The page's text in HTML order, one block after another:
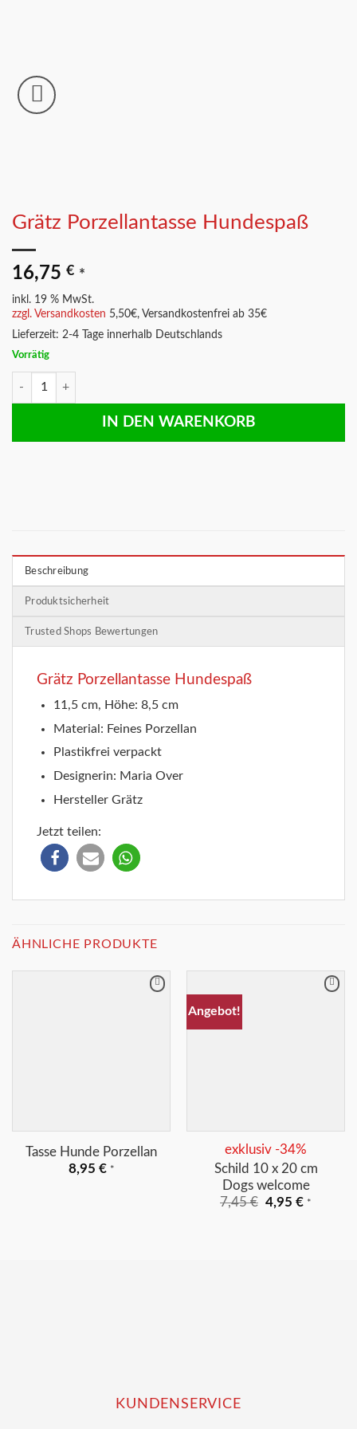
Grätz Porzellantasse Hundespaß
16,75 € *
inkl. 19 % MwSt.
zzgl. Versandkosten 5,50€, Versandkostenfrei ab 35€
Lieferzeit: 2-4 Tage innerhalb Deutschlands
Vorrätig
IN DEN WARENKORB
Beschreibung
Produktsicherheit
Trusted Shops Bewertungen
Grätz Porzellantasse Hundespaß
11,5 cm, Höhe: 8,5 cm
Material: Feines Porzellan
Plastikfrei verpackt
Designerin: Maria Over
Hersteller Grätz
Jetzt teilen:
ÄHNLICHE PRODUKTE
Merkliste
Tasse Hunde Porzellan
8,95 € *
Angebot!
Merkliste
exklusiv -34%
Schild 10 x 20 cm
Dogs welcome
7,45€ Ursprünglicher
4,95€Aktueller
*
KUNDENSERVICE